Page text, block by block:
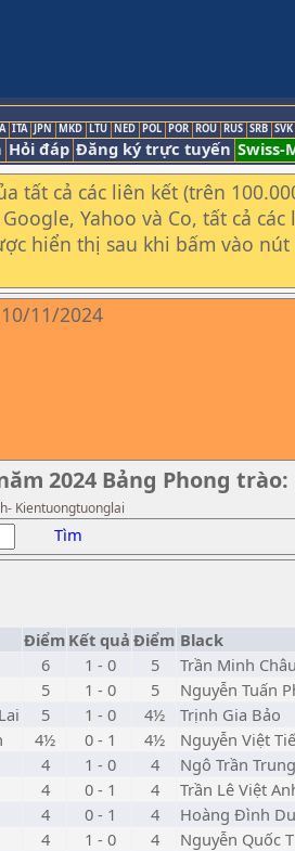
ITA JPN MKD LTU NED POL POR ROU RUS SRB SVK
Hỏi đáp Đăng ký trực tuyến Swiss-
tất cả các liên kết (trên
Yahoo và Co, tất cả các
hiển thị sau khi bấm vào
11/2024
2024 Bảng Phong trào:
Kientuongtuonglai
Tìm
Điểm Kết quả Điểm Black
6 1 - 0 5 Trần Minh Châu
5 1 - 0 5 Nguyễn Tuấn
5 1 - 0 4½ Trịnh Gia Bảo
4½ 0 - 1 4½ Nguyễn Việt
4 1 - 0 4 Ngô Trần
4 0 - 1 4 Trần Lê Việt
4 0 - 1 4 Hoàng Đình
4 1 - 0 4 Nguyễn Quốc